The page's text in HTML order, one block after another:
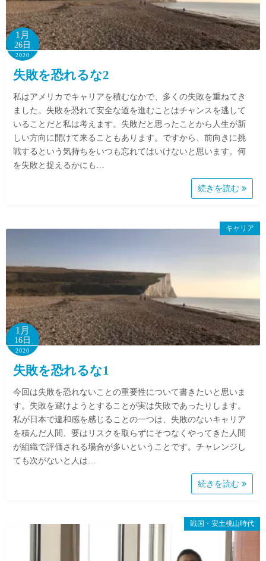
1月
26日
2020
失敗を恐れるな2
私はアメリカでキャリアを積むなかで、多くの失敗を重ねてき
ました。失敗を恐れて安全な道を進むことはチャンスを逃して
いることだと私は考えます。失敗だと思ったことから人生が新
しい方向に開けて来ることもあります。ですから、前向きに挑
戦するという気持ちをいつも忘れてはいけないと思います。何
を失敗と捉えるかにも…
続きを読む
キャリア
1月
16日
2020
失敗を恐れるな1
今回は失敗を恐れないことの重要性について書きたいと思いま
す。失敗を避けようとすることが実は失敗であったりします。
私が日本で違和感を感じることの一つは、失敗のないキャリア
を積んだ人間、要はリスクを取らずにそつなくやってきた人間
が組織で評価される場合が多いということです。チャレンジし
ても次がないと人は…
続きを読む
戦国・安土桃山時代